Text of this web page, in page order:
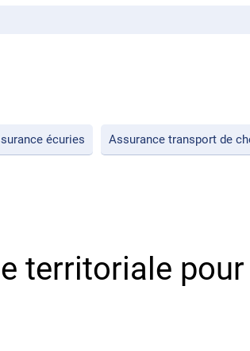
écuries Assurance transport de
territoriale